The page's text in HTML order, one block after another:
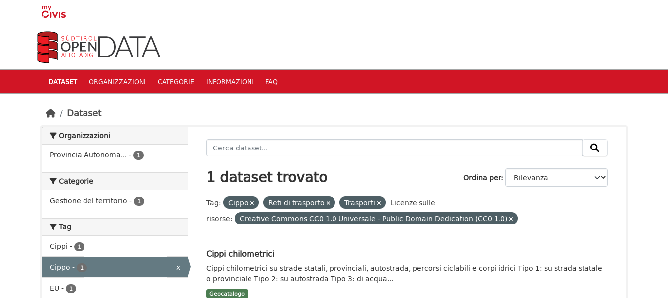
Skip to main content
DATASET ORGANIZZAZIONI CATEGORIE INFORMAZIONI FAQ
Dataset
Organizzazioni
Provincia Autonoma... - 1
Categorie
Gestione del territorio - 1
Tag
Cippi - 1
Cippo - 1
x
EU - 1
Ordina per
1 dataset trovato
Tag: Cippo Reti di trasporto Trasporti
Licenze sulle
risorse:
Creative Commons CC0 1.0 Universale - Public Domain Dedication (CC0 1.0)
Cippi chilometrici
Cippi chilometrici su strade statali, provinciali, autostrada, percorsi ciclabili e corpi idrici Tipo 1: su strada statale
o provinciale Tipo 2: su autostrada Tipo 3: di acqua...
Geocatalogo